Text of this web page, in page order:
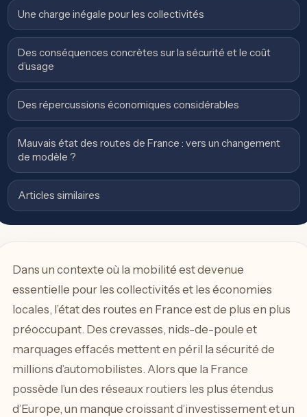
Une charge inégale pour les collectivités
Des conséquences concrètes sur la sécurité et le coût
d’usage
Des répercussions économiques considérables
Mauvais état des routes de France : vers un changement
de modèle ?
Articles similaires
Dans un contexte où la mobilité est devenue
essentielle pour les collectivités et les économies
locales, l’état des routes en France est de plus en plus
préoccupant. Des crevasses, nids-de-poule et
marquages effacés mettent en péril la sécurité de
millions d’automobilistes. Alors que la France
possède l’un des réseaux routiers les plus étendus
d’Europe, un manque croissant d’investissement et un